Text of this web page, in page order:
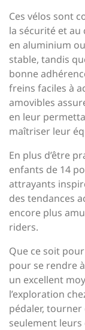
Ces vélos sont
la sécurité et au
en aluminium
stable, tandis
bonne
freins faciles à
amovibles
en leur
maîtriser leur
En plus d’être
enfants de 14
attrayants
des tendances
encore plus
riders.
Que ce soit
pour se rendre
un excellent
l’exploration
pédaler,
seulement